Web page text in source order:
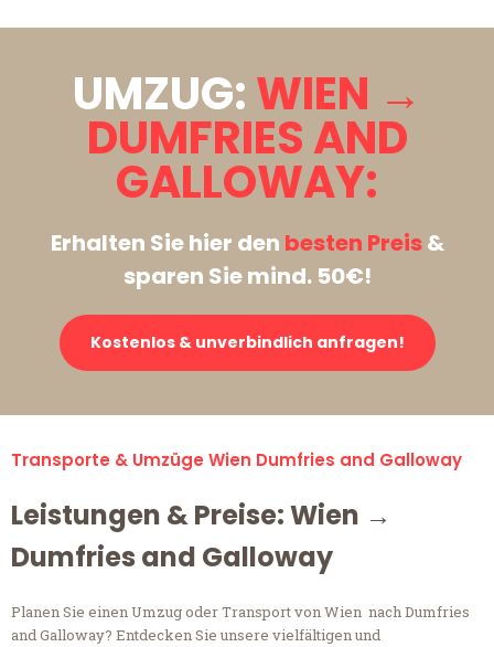
UMZUG:WIEN →
DUMFRIES AND
GALLOWAY:
Erhalten Sie hier den besten Preis&
sparen Sie mind. 50€!
Kostenlos & unverbindlich anfragen!
Transporte & Umzüge Wien Dumfries and Galloway
Leistungen & Preise: Wien →
Dumfries and Galloway
Planen Sie einen Umzug oder Transport von Wien nach Dumfries
and Galloway? Entdecken Sie unsere vielfältigen und